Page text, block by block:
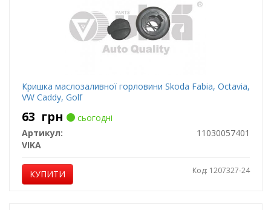
Кришка маслозаливної горловини Skoda Fabia, Octavia,
VW Caddy, Golf
63 грн
сьогодні
Артикул:
11030057401
VIKA
КУПИТИ Код: 1207327-24